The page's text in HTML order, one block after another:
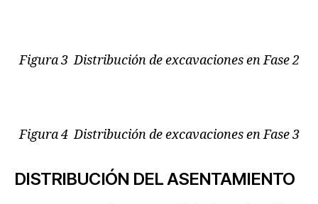
Figura 3 Distribución de excavaciones en Fase 2
Figura 4 Distribución de excavaciones en Fase 3
DISTRIBUCIÓN DEL ASENTAMIENTO